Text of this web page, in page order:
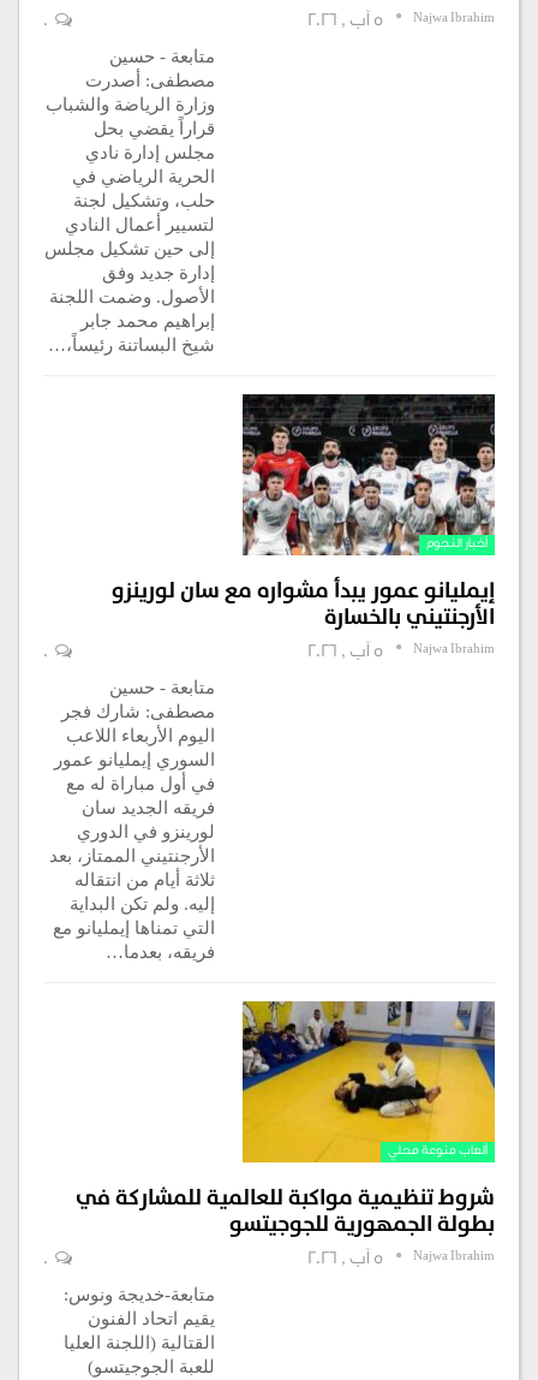
Najwa Ibrahim
0
متابعة - حسين
مصطفى: أصدرت
وزارة الرياضة والشباب
قراراً يقضي بحل
مجلس إدارة نادي
الحرية الرياضي في
حلب، وتشكيل لجنة
لتسيير أعمال النادي
إلى حين تشكيل مجلس
إدارة جديد وفق
الأصول. وضمت اللجنة
إبراهيم محمد جابر
شيخ البساتنة رئيساً،…
أخبار النجوم
إيمليانو عمور يبدأ مشواره مع سان لورينزو
الأرجنتيني بالخسارة
Najwa Ibrahim
0
متابعة - حسين
مصطفى: شارك فجر
اليوم الأربعاء اللاعب
السوري إيمليانو عمور
في أول مباراة له مع
فريقه الجديد سان
لورينزو في الدوري
الأرجنتيني الممتاز، بعد
ثلاثة أيام من انتقاله
إليه. ولم تكن البداية
التي تمناها إيمليانو مع
فريقه، بعدما…
ألعاب منوعة محلي
شروط تنظيمية مواكبة للعالمية للمشاركة في
بطولة الجمهورية للجوجيتسو
Najwa Ibrahim
0
متابعة-خديجة ونوس:
يقيم اتحاد الفنون
القتالية (اللجنة العليا
للعبة الجوجيتسو)